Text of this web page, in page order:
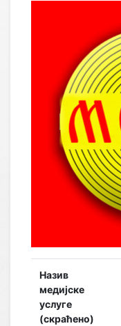
Назив
медијске
услуге
(скраћено)